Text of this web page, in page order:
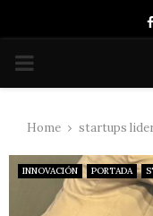
PRIMARY
Home startups
INNOVACIÓN PORTADA